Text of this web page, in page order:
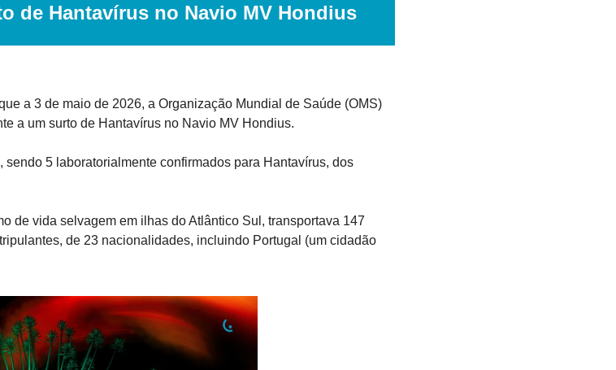
de Hantavírus no Navio MV Hondius
a 3 de maio de 2026, a Organização Mundial de Saúde (OMS)
a um surto de Hantavírus no Navio MV Hondius.
sendo 5 laboratorialmente confirmados para Hantavírus, dos
de vida selvagem em ilhas do Atlântico Sul, transportava 147
de 23 nacionalidades, incluindo Portugal (um cidadão